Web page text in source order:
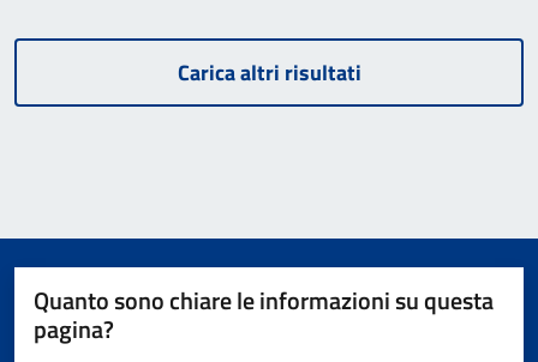
Carica altri risultati
Quanto sono chiare le informazioni su questa
pagina?